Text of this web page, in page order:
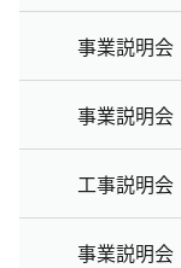
事業説明会
事業説明会
工事説明会
事業説明会